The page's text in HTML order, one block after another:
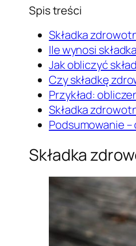
Spis treści
Składka
Ile wynosi
Jak obliczyć
Czy składkę
Przykład:
Składka
Podsumowanie
Składka